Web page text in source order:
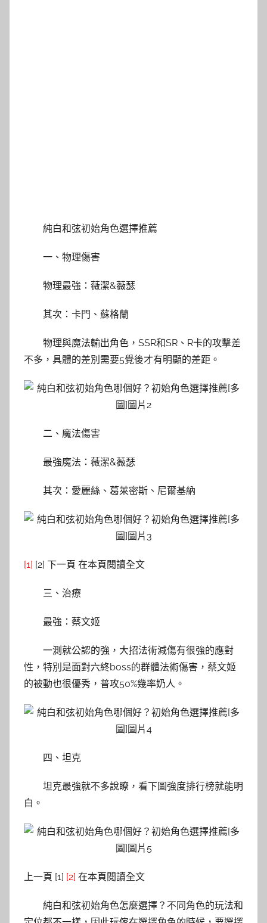
純白和弦初始角色選擇推薦
一、物理傷害
物理最強：薇潔&薇瑟
其次：卡門、蘇格蘭
物理與魔法輸出角色，SSR和SR、R卡的攻擊差
不多，具體的差別需要5覺後才有明顯的差距。
二、魔法傷害
最強魔法：薇潔&薇瑟
其次：愛麗絲、葛萊密斯、尼爾基納
[1] [2] 下一頁 在本頁閱讀全文
三、治療
最強：蔡文姬
一測就公認的強，大招法術減傷有很強的應對
性，特別是面對六終boss的群體法術傷害，蔡文姬
的被動也很優秀，普攻50%幾率奶人。
四、坦克
坦克最強就不多說瞭，看下圖強度排行榜就能明
白。
上一頁 [1] [2] 在本頁閱讀全文
純白和弦初始角色怎麼選擇？不同角色的玩法和